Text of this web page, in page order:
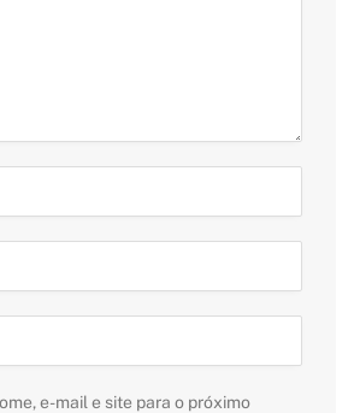
e-mail e site para o próximo